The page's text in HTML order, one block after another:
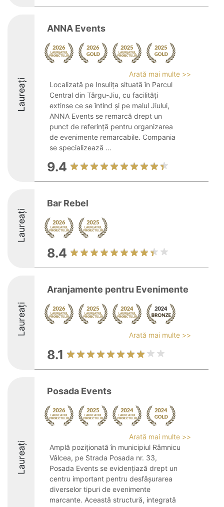
Laureați
ANNA Events
Arată mai multe >>
Localizată pe Insulița situată în Parcul
Central din Târgu-Jiu, cu facilități
extinse ce se întind și pe malul Jiului,
ANNA Events se remarcă drept un
punct de referință pentru organizarea
de evenimente remarcabile. Compania
se specializează ...
9.4
Laureați
Bar Rebel
8.4
Laureați
Aranjamente pentru Evenimente
Arată mai multe >>
8.1
Laureați
Posada Events
Arată mai multe >>
Amplă poziționată în municipiul Râmnicu
Vâlcea, pe Strada Posada nr. 33,
Posada Events se evidențiază drept un
centru important pentru desfășurarea
diverselor tipuri de evenimente
marcante. Această structură, integrată